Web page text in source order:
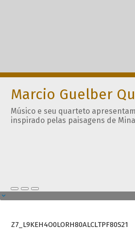
Marcio Guelber
Músico e seu quarteto
inspirado pelas paisagens de
Z7_L9KEH4O0LORH80ALCLTPF80S21